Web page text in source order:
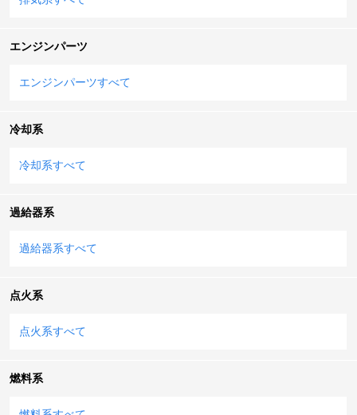
エンジンパーツ
エンジンパーツすべて
冷却系
冷却系すべて
過給器系
過給器系すべて
点火系
点火系すべて
燃料系